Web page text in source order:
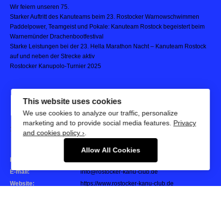
Wir feiern unseren 75.
Starker Auftritt des Kanuteams beim 23. Rostocker Warnowschwimmen
Paddelpower, Teamgeist und Pokale: Kanuteam Rostock begeistert beim
Warnemünder Drachenbootfestival
Starke Leistungen bei der 23. Hella Marathon Nacht – Kanuteam Rostock
auf und neben der Strecke aktiv
Rostocker Kanupolo-Turnier 2025
ROSTOCKER KANU-CLUB
E.V.
18055 Rostock - Mühlendamm 35 b
Phone:
E-mail:
info@rostocker-kanu-club.de
Website:
https://www.rostocker-kanu-club.de
This website uses cookies
We use cookies to analyze our traffic, personalize
marketing and to provide social media features. Privacy
and cookies policy ›.
Allow All Cookies